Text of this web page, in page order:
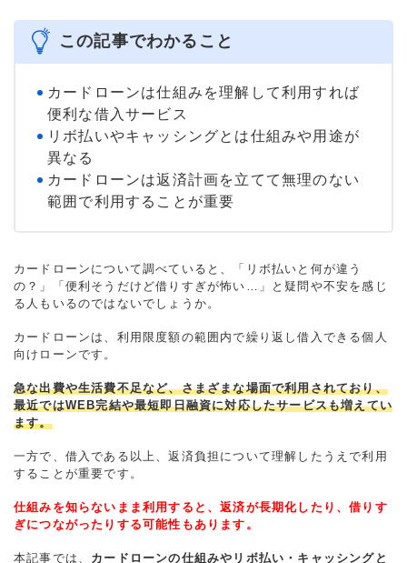
この記事でわかること
カードローンは仕組みを理解して利用すれば
便利な借入サービス
リボ払いやキャッシングとは仕組みや用途が
異なる
カードローンは返済計画を立てて無理のない
範囲で利用することが重要
カードローンについて調べていると、「リボ払いと何が違う
の？」「便利そうだけど借りすぎが怖い…」と疑問や不安を感じ
る人もいるのではないでしょうか。
カードローンは、利用限度額の範囲内で繰り返し借入できる個人
向けローンです。
急な出費や生活費不足など、さまざまな場面で利用されており、
最近ではWEB完結や最短即日融資に対応したサービスも増えてい
ます。
一方で、借入である以上、返済負担について理解したうえで利用
することが重要です。
仕組みを知らないまま利用すると、返済が長期化したり、借りす
ぎにつながったりする可能性もあります。
本記事では、 カードローンの仕組みやリボ払い・キャッシングと